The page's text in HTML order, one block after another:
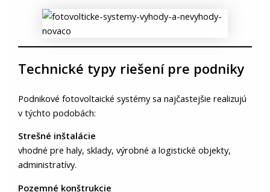
Technické typy riešení pre podniky
Podnikové fotovoltaické systémy sa najčastejšie realizujú
v týchto podobách:
Strešné inštalácie
vhodné pre haly, sklady, výrobné a logistické objekty,
administratívy.
Pozemné konštrukcie